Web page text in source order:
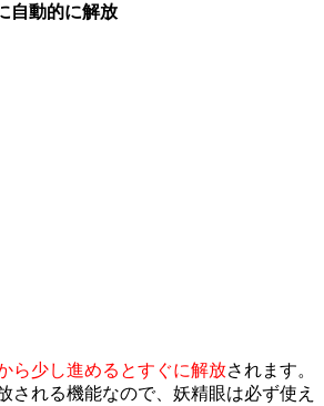
自動的に解放
ら少し進めるとすぐに解放されます。
される機能なので、妖精眼は必ず使え